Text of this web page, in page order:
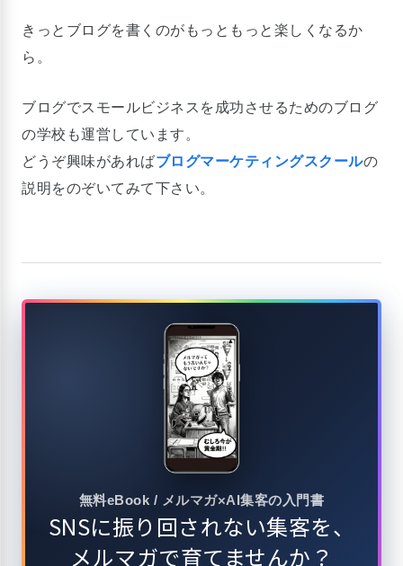
きっとブログを書くのがもっともっと楽しくなるか
ら。
ブログでスモールビジネスを成功させるためのブログ
の学校も運営しています。
どうぞ興味があればブログマーケティングスクールの
説明をのぞいてみて下さい。
無料eBook / メルマガ×AI集客の入門書
SNSに振り回されない集客を、
メルマガで育てませんか？